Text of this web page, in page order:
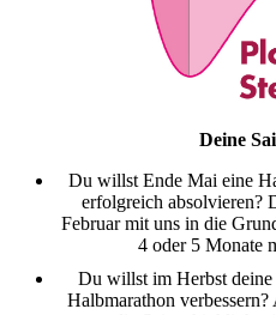
Deine
Du willst Ende Mai eine
erfolgreich absolvieren?
Februar mit uns in die
4 oder 5 Monate
Du willst im Herbst
Halbmarathon